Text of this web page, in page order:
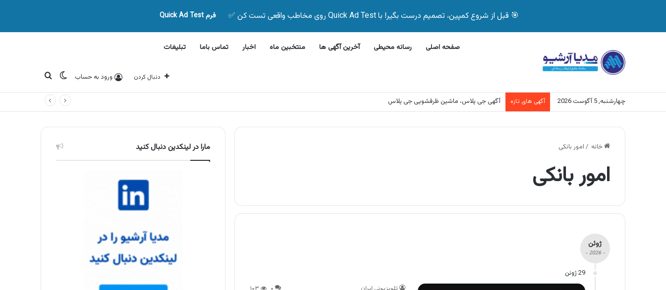
🎯 قبل از شروع کمپین، تصمیم درست بگیر! با Quick Ad Test روی مخاطب واقعی تست کن ✅ فرم Quick Ad Test
صفحه اصلی رسانه محیطی آخرین آگهی ها منتخبین ماه اخبار تماس باما تبلیغات
دنبال کردن ورود به حساب تغییر پوسته
جستجو برای
چهارشنبه, 5 آگوست 2026 آگهی های تازه آگهی جی پلاس، ماشین ظرفشویی جی پلاس
خانه / امور بانکی
امور بانکی
ژوئن
- 2026 -
29 ژوئن
مارا در لینکدین دنبال کنید